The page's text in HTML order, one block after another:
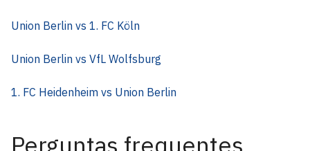
Union Berlin vs 1. FC Köln
Union Berlin vs VfL Wolfsburg
1. FC Heidenheim vs Union Berlin
Perguntas frequentes